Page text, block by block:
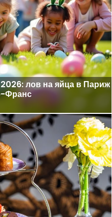
лов на яйца в Париж
Франс